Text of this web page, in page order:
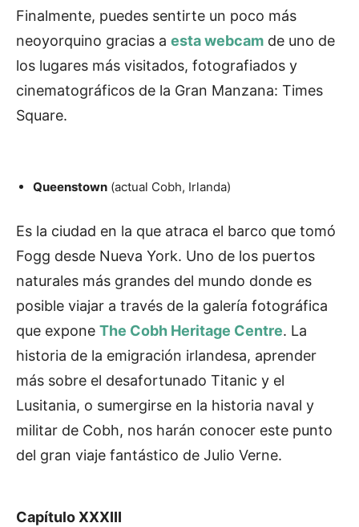
Finalmente, puedes sentirte un poco más
neoyorquino gracias a esta webcam de uno de
los lugares más visitados, fotografiados y
cinematográficos de la Gran Manzana: Times
Square.
Queenstown (actual Cobh, Irlanda)
Es la ciudad en la que atraca el barco que tomó
Fogg desde Nueva York. Uno de los puertos
naturales más grandes del mundo donde es
posible viajar a través de la galería fotográfica
que expone The Cobh Heritage Centre. La
historia de la emigración irlandesa, aprender
más sobre el desafortunado Titanic y el
Lusitania, o sumergirse en la historia naval y
militar de Cobh, nos harán conocer este punto
del gran viaje fantástico de Julio Verne.
Capítulo XXXIII